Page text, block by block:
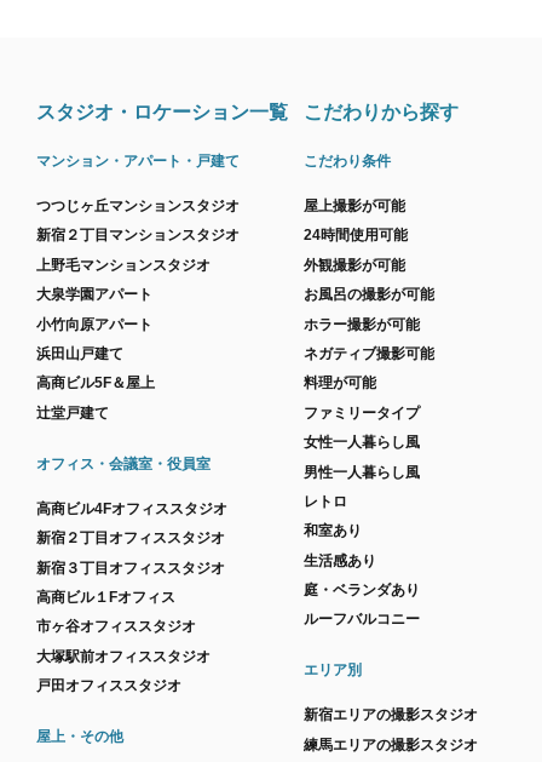
スタジオ・ロケーション一覧
マンション・アパート・戸建て
つつじヶ丘マンションスタジオ
新宿２丁目マンションスタジオ
上野毛マンションスタジオ
大泉学園アパート
小竹向原アパート
浜田山戸建て
高商ビル5F＆屋上
辻堂戸建て
オフィス・会議室・役員室
高商ビル4Fオフィススタジオ
新宿２丁目オフィススタジオ
新宿３丁目オフィススタジオ
高商ビル１Fオフィス
市ヶ谷オフィススタジオ
大塚駅前オフィススタジオ
戸田オフィススタジオ
屋上・その他
こだわりから探す
こだわり条件
屋上撮影が可能
24時間使用可能
外観撮影が可能
お風呂の撮影が可能
ホラー撮影が可能
ネガティブ撮影可能
料理が可能
ファミリータイプ
女性一人暮らし風
男性一人暮らし風
レトロ
和室あり
生活感あり
庭・ベランダあり
ルーフバルコニー
エリア別
新宿エリアの撮影スタジオ
練馬エリアの撮影スタジオ